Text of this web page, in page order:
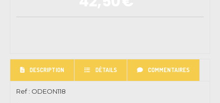
DESCRIPTION DÉTAILS COMMENTAIRES
Ref : ODEON118